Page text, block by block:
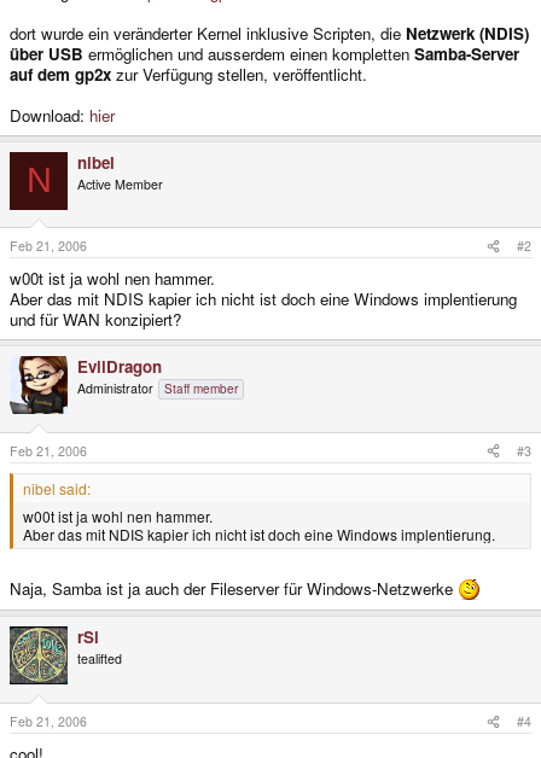
dort wurde ein veränderter Kernel inklusive Scripten, die Netzwerk (NDIS)
über USB ermöglichen und ausserdem einen kompletten Samba-Server
auf dem gp2x zur Verfügung stellen, veröffentlicht.
Download: hier
N nibel
Active Member
Feb 21, 2006 #2
w00t ist ja wohl nen hammer.
Aber das mit NDIS kapier ich nicht ist doch eine Windows implentierung
und für WAN konzipiert?
EvilDragon
Administrator Staff member
Feb 21, 2006 #3
nibel said:
w00t ist ja wohl nen hammer.
Aber das mit NDIS kapier ich nicht ist doch eine Windows implentierung.
Naja, Samba ist ja auch der Fileserver für Windows-Netzwerke
rSl
tealifted
Feb 21, 2006 #4